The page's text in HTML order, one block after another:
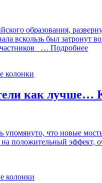
образования,
вскользь был затронут
… Подробнее
колонки
как лучше…
упомянуто, что новые
положительный
колонки